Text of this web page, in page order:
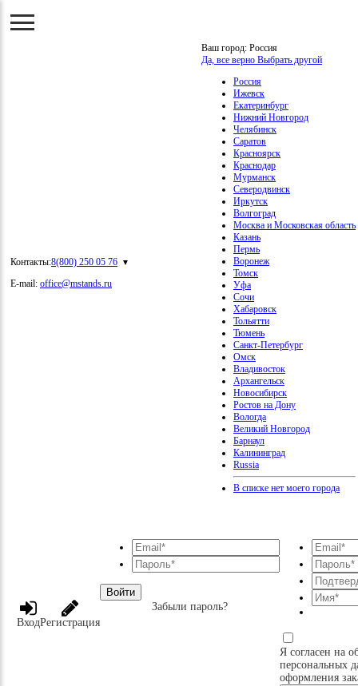
Контакты:8(800) 250 05 76
E-mail: office@mstands.ru
Ваш город: Россия
Да, все верно Выбрать другой
Россия
Ижевск
Екатеринбург
Нижний Новгород
Челябинск
Саратов
Красноярск
Краснодар
Мурманск
Северодвинск
Иркутск
Волгоград
Москва и Московская область
Казань
Пермь
Воронеж
Томск
Уфа
Сочи
Хабаровск
Тольятти
Тюмень
Санкт-Петербург
Омск
Владивосток
Архангельск
Новосибирск
Ростов на Дону
Вологда
Великий Новгород
Барнаул
Калининград
Russia
В списке нет моего города
ВходРегистрация
Войти
Забыли пароль?
Я согласен на
персональных
оформления